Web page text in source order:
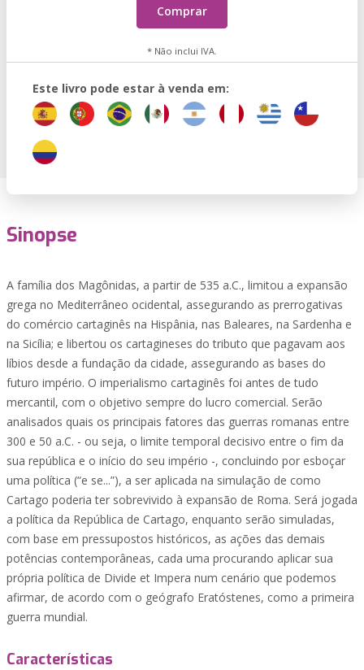
Comprar
* Não inclui IVA.
Este livro pode estar à venda em:
Sinopse
A família dos Magônidas, a partir de 535 a.C., limitou a expansão
grega no Mediterrâneo ocidental, assegurando as prerrogativas
do comércio cartaginês na Hispânia, nas Baleares, na Sardenha e
na Sicília; e libertou os cartagineses do tributo que pagavam aos
líbios desde a fundação da cidade, assegurando as bases do
futuro império. O imperialismo cartaginês foi antes de tudo
mercantil, com o objetivo sempre do lucro comercial. Serão
analisados quais os principais fatores das guerras romanas entre
300 e 50 a.C. - ou seja, o limite temporal decisivo entre o fim da
sua república e o início do seu império -, concluindo por esboçar
uma política (“e se...”), a ser aplicada na simulação de como
Cartago poderia ter sobrevivido à expansão de Roma. Será jogada
a política da República de Cartago, enquanto serão simuladas,
com base em pressupostos históricos, as ações das demais
potências contemporâneas, cada uma procurando aplicar sua
própria política de Divide et Impera num cenário que podemos
afirmar, de acordo com o geógrafo Eratóstenes, como a primeira
guerra mundial.
Características